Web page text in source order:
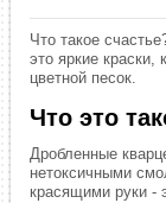
Что такое
это яркие
цветной песок.
Что это
Дробленные
нетоксичными
красящими руки -